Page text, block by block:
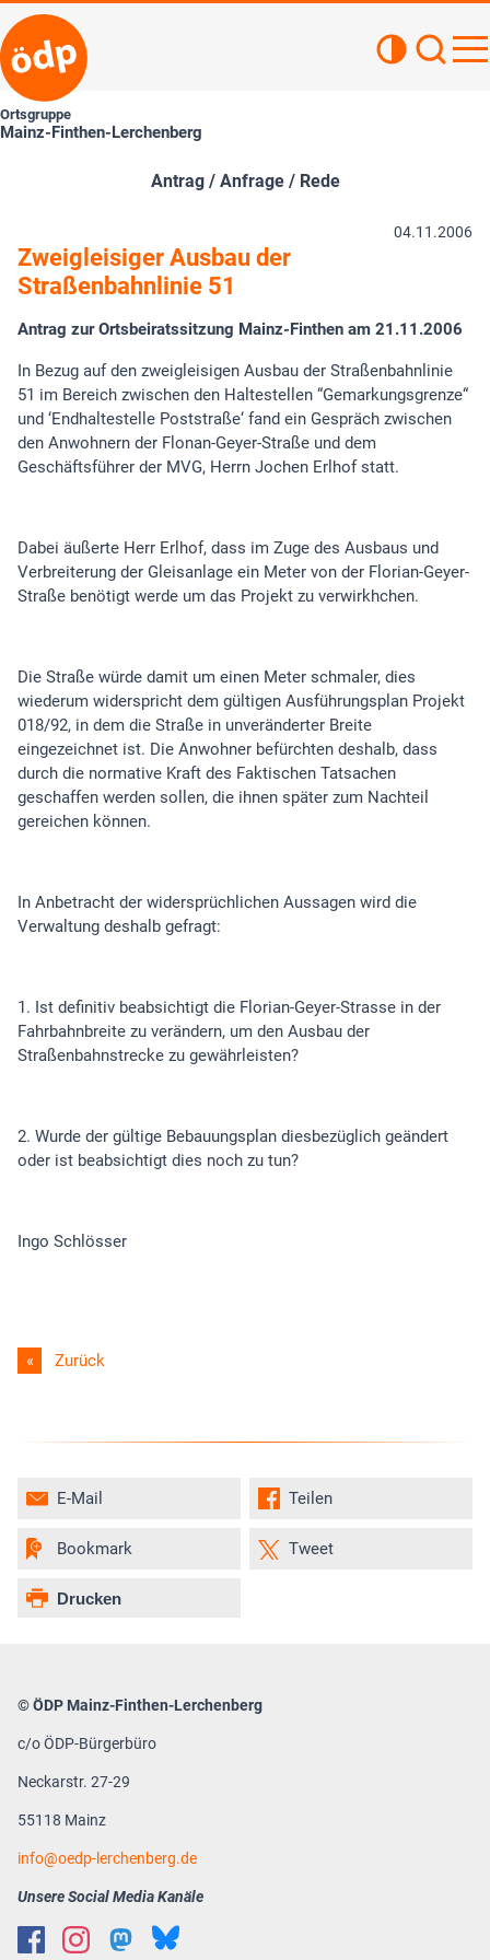
Ortsgruppe
Mainz-Finthen-Lerchenberg
Antrag / Anfrage / Rede
04.11.2006
Zweigleisiger Ausbau der
Straßenbahnlinie 51
Antrag zur Ortsbeiratssitzung Mainz-Finthen am 21.11.2006
In Bezug auf den zweigleisigen Ausbau der Straßenbahnlinie
51 im Bereich zwischen den Haltestellen “Gemarkungsgrenze“
und ‘Endhaltestelle Poststraße‘ fand ein Gespräch zwischen
den Anwohnern der Flonan-Geyer-Straße und dem
Geschäftsführer der MVG, Herrn Jochen Erlhof statt.
Dabei äußerte Herr Erlhof, dass im Zuge des Ausbaus und
Verbreiterung der Gleisanlage ein Meter von der Florian-Geyer-
Straße benötigt werde um das Projekt zu verwirkhchen.
Die Straße würde damit um einen Meter schmaler, dies
wiederum widerspricht dem gültigen Ausführungsplan Projekt
018/92, in dem die Straße in unveränderter Breite
eingezeichnet ist. Die Anwohner befürchten deshalb, dass
durch die normative Kraft des Faktischen Tatsachen
geschaffen werden sollen, die ihnen später zum Nachteil
gereichen können.
In Anbetracht der widersprüchlichen Aussagen wird die
Verwaltung deshalb gefragt:
1. Ist definitiv beabsichtigt die Florian-Geyer-Strasse in der
Fahrbahnbreite zu verändern, um den Ausbau der
Straßenbahnstrecke zu gewährleisten?
2. Wurde der gültige Bebauungsplan diesbezüglich geändert
oder ist beabsichtigt dies noch zu tun?
Ingo Schlösser
Zurück
Teilen
Tweet
E-Mail
Bookmark
Drucken
© ÖDP Mainz-Finthen-Lerchenberg
c/o ÖDP-Bürgerbüro
Neckarstr. 27-29
55118 Mainz
info oedp-lerchenberg.de
Unsere Social Media Kanäle